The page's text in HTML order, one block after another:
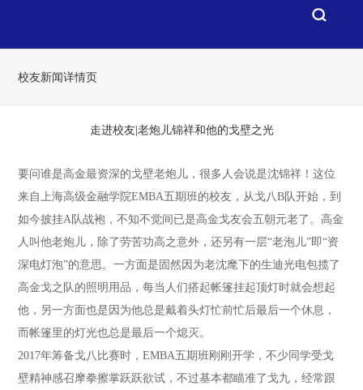
校友新闻详情页
走进校友|老炮儿锦祥和他的戈壁之光
要问谁是高金最资深的戈壁老炮儿，很多人会说是沈锦祥！这位
来自上海高级金融学院EMBA五期班的校友，从戈八B队开始，到
如今披挂A队战袍，不知不觉间已是高金戈友会五朝元老了。高金
人叫他老炮儿，除了劳苦功高之意外，还另有一层“老泡儿”即“资
深电灯泡”的意思。一方面是固然因为老沈麾下的生迪光电包揽了
高金戈之队的照明用品，每当人们搭起帐篷挂起顶灯时就会想起
他，另一方面也是因为他总是戴着头灯忙前忙后最后一个休息，
而帐篷里的灯光也总是最后一个熄灭。
2017年筹备戈八比赛时，EMBA五期班刚刚开学，不少同学受戈
壁精神感召摩拳擦掌跃跃欲试，不过基本都瞄准了戈九，经常跟